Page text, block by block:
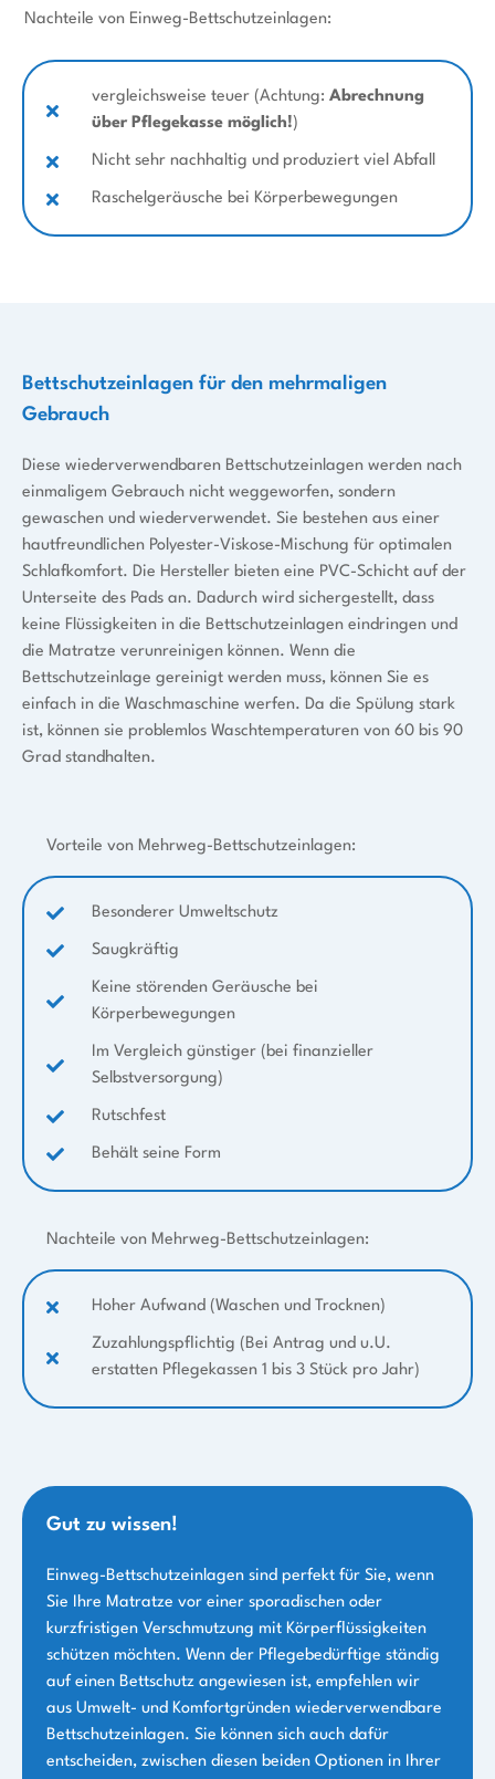
Nachteile von Einweg-Bettschutzeinlagen:
vergleichsweise teuer (Achtung: Abrechnung
über Pflegekasse möglich!)
Nicht sehr nachhaltig und produziert viel Abfall
Raschelgeräusche bei Körperbewegungen
Bettschutzeinlagen für den mehrmaligen
Gebrauch
Diese wiederverwendbaren Bettschutzeinlagen werden nach
einmaligem Gebrauch nicht weggeworfen, sondern
gewaschen und wiederverwendet. Sie bestehen aus einer
hautfreundlichen Polyester-Viskose-Mischung für optimalen
Schlafkomfort. Die Hersteller bieten eine PVC-Schicht auf der
Unterseite des Pads an. Dadurch wird sichergestellt, dass
keine Flüssigkeiten in die Bettschutzeinlagen eindringen und
die Matratze verunreinigen können. Wenn die
Bettschutzeinlage gereinigt werden muss, können Sie es
einfach in die Waschmaschine werfen. Da die Spülung stark
ist, können sie problemlos Waschtemperaturen von 60 bis 90
Grad standhalten.
Vorteile von Mehrweg-Bettschutzeinlagen:
Besonderer Umweltschutz
Saugkräftig
Keine störenden Geräusche bei
Körperbewegungen
Im Vergleich günstiger (bei finanzieller
Selbstversorgung)
Rutschfest
Behält seine Form
Nachteile von Mehrweg-Bettschutzeinlagen:
Hoher Aufwand (Waschen und Trocknen)
Zuzahlungspflichtig (Bei Antrag und u.U.
erstatten Pflegekassen 1 bis 3 Stück pro Jahr)
Gut zu wissen!
Einweg-Bettschutzeinlagen sind perfekt für Sie, wenn
Sie Ihre Matratze vor einer sporadischen oder
kurzfristigen Verschmutzung mit Körperflüssigkeiten
schützen möchten. Wenn der Pflegebedürftige ständig
auf einen Bettschutz angewiesen ist, empfehlen wir
aus Umwelt- und Komfortgründen wiederverwendbare
Bettschutzeinlagen. Sie können sich auch dafür
entscheiden, zwischen diesen beiden Optionen in Ihrer